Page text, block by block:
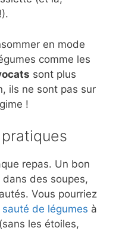
en mode
comme les
sont plus
ils ne sont pas sur
!
repas. Un bon
des soupes,
Vous pourriez
sauté de légumes à
les étoiles,